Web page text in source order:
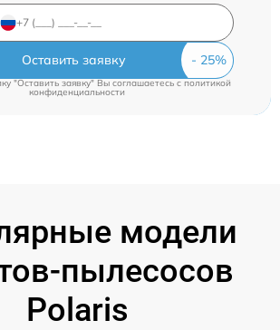
Оставить заявку
"Оставить заявку" Вы соглашаетесь cполитикой
конфиденциальности
модели
пылесосов
Polaris